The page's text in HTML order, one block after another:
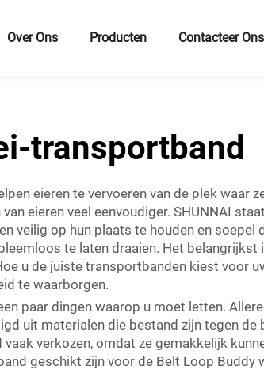
Over Ons Producten Contacteer Ons
transportband
eieren te vervoeren van de plek waar
eieren veel eenvoudiger. SHUNNAI
veilig op hun plaats te houden en
te laten draaien. Het
u de juiste transportbanden kiest voor
te waarborgen.
paar dingen waarop u moet letten.
uit materialen die bestand zijn tegen
verkozen, omdat ze gemakkelijk
geschikt zijn voor de Belt Loop